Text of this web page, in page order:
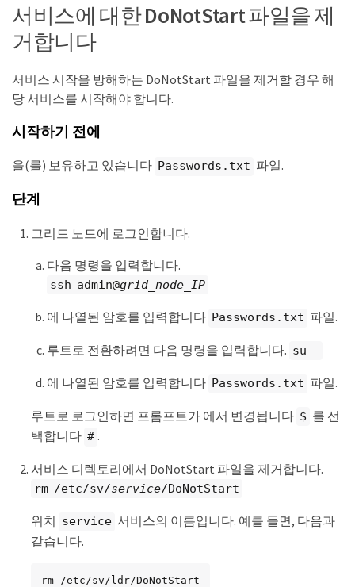
서비스에 대한 DoNotStart 파일을 제
거합니다
서비스 시작을 방해하는 DoNotStart 파일을 제거할 경우 해
당 서비스를 시작해야 합니다.
시작하기 전에
을(를) 보유하고 있습니다 Passwords.txt 파일.
단계
그리드 노드에 로그인합니다.
다음 명령을 입력합니다.
ssh admin@grid_node_IP
에 나열된 암호를 입력합니다 Passwords.txt 파일.
루트로 전환하려면 다음 명령을 입력합니다. su -
에 나열된 암호를 입력합니다 Passwords.txt 파일.
루트로 로그인하면 프롬프트가 에서 변경됩니다 $ 를 선
택합니다 # .
서비스 디렉토리에서 DoNotStart 파일을 제거합니다.
rm /etc/sv/service/DoNotStart
위치 service 서비스의 이름입니다. 예를 들면, 다음과
같습니다.
rm /etc/sv/ldr/DoNotStart